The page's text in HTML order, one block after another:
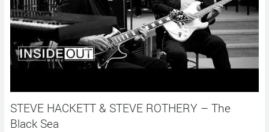
STEVE HACKETT & STEVE ROTHERY – The
Black Sea